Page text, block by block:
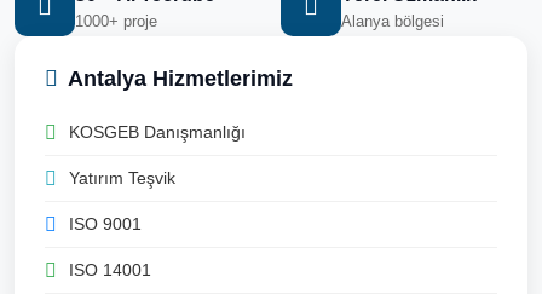
1000+ proje Alanya bölgesi
Antalya Hizmetlerimiz
KOSGEB Danışmanlığı
Yatırım Teşvik
ISO 9001
ISO 14001